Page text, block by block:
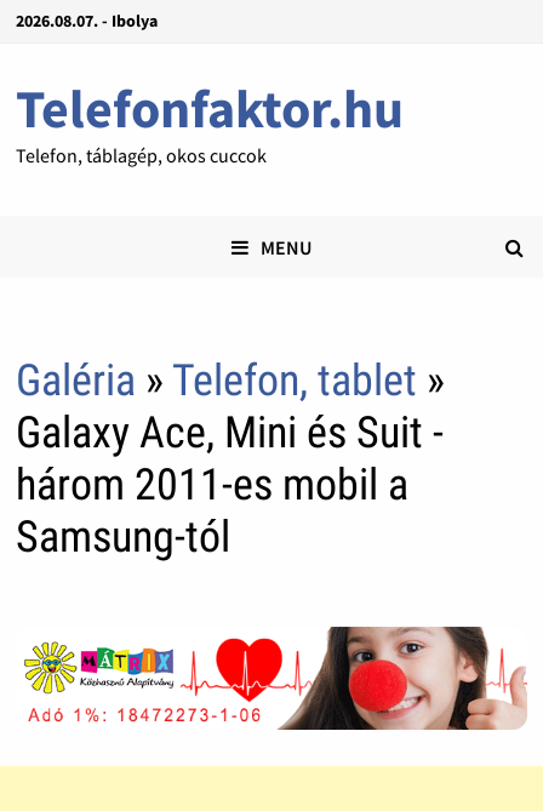
2026.08.07. - Ibolya
Telefonfaktor.hu
Telefon, táblagép, okos cuccok
MENU
Galéria » Telefon, tablet »
Galaxy Ace, Mini és Suit -
három 2011-es mobil a
Samsung-tól